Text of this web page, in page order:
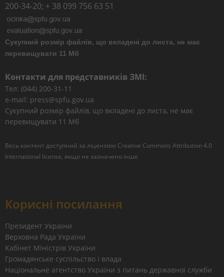
200-34-20; + 38 099 756 63 51
Сукупний розмір файлів, що вкладені до листа, не має
перевищувати 11 Мб
Контакти для представників ЗМІ:
Тел: (044) 200-31-11
e-mail: press@spfu.gov.ua
Сукупний розмір файлів, що вкладені до листа, не має
перевищувати 11 Мб
Весь контент доступний за ліцензією Creative Commons Attribution 4.0
International license, якщо не зазначено інше
Корисні посилання
Президент України
Верховна Рада України
Кабінет Міністрів України
Громадянське суспільство і влада
Національне агентство України з питань державної служби